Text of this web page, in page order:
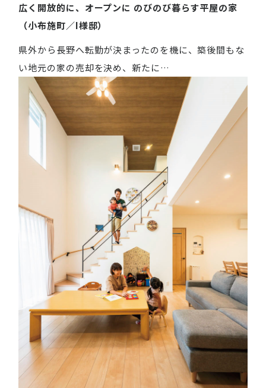
広く開放的に、オープンに のびのび暮らす平屋の家
（小布施町／I様邸）
県外から長野へ転勤が決まったのを機に、築後間もな
い地元の家の売却を決め、新たに…